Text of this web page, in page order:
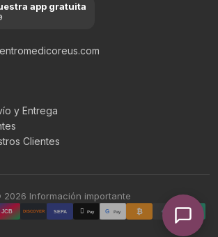
app gratuita
y Entrega
Clientes
2026 Información importante
JCB DISCOVER SEPA  Pay G Pay ₿ ₮